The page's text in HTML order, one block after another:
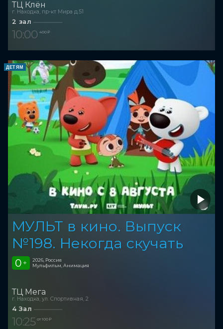
ТЦ Клён
г. Находка, пр-кт Мира д.51
2 зал
10:00 400 ₽
ДЕТЯМ
МУЛЬТ в кино. Выпуск
№198. Некогда скучать
0 +
2026, Россия
Мульфильм, Анимация
ТЦ Мега
г. Находка, ул. Спортивная, 2
4 Зал
10:25 от 100 ₽